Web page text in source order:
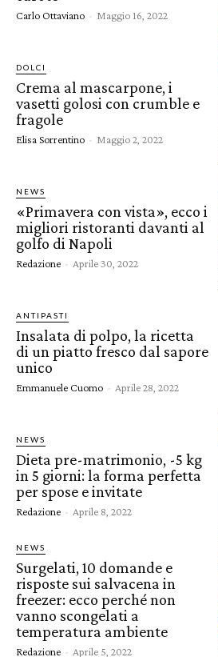
Carlo Ottaviano - Maggio 16, 2022
DOLCI
Crema al mascarpone, i
vasetti golosi con crumble e
fragole
Elisa Sorrentino - Maggio 2, 2022
NEWS
«Primavera con vista», ecco i
migliori ristoranti davanti al
golfo di Napoli
Redazione - Aprile 30, 2022
ANTIPASTI
Insalata di polpo, la ricetta
di un piatto fresco dal sapore
unico
Emmanuele Cuomo - Aprile 28, 2022
NEWS
Dieta pre-matrimonio, -5 kg
in 5 giorni: la forma perfetta
per spose e invitate
Redazione - Aprile 8, 2022
NEWS
Surgelati, 10 domande e
risposte sui salvacena in
freezer: ecco perché non
vanno scongelati a
temperatura ambiente
Redazione - Aprile 5, 2022